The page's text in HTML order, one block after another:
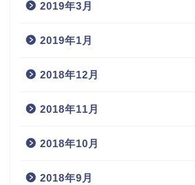
2019年3月
2019年1月
2018年12月
2018年11月
2018年10月
2018年9月